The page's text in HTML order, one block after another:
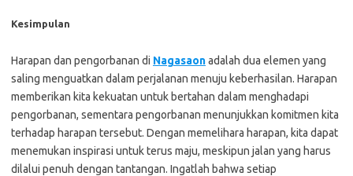
Kesimpulan
Harapan dan pengorbanan di Nagasaonadalah dua elemen yang
saling menguatkan dalam perjalanan menuju keberhasilan. Harapan
memberikan kita kekuatan untuk bertahan dalam menghadapi
pengorbanan, sementara pengorbanan menunjukkan komitmen kita
terhadap harapan tersebut. Dengan memelihara harapan, kita dapat
menemukan inspirasi untuk terus maju, meskipun jalan yang harus
dilalui penuh dengan tantangan. Ingatlah bahwa setiap